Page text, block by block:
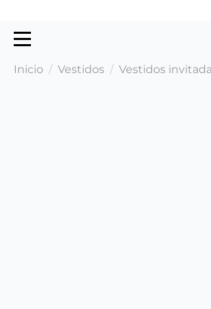
Inicio Vestidos Vestidos invitada